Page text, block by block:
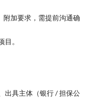
附加要求，需提前沟通确
。
出具主体（银行 / 担保公